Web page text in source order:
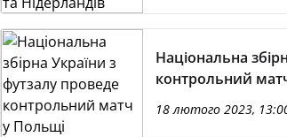
Національна
контрольний
18 лютого 2023,